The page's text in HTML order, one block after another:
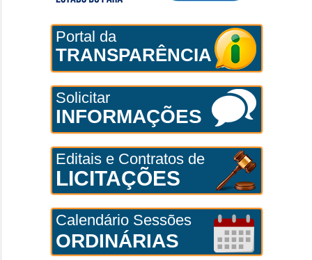
Portal da
TRANSPARÊNCIA
Solicitar
INFORMAÇÕES
Editais e Contratos de
LICITAÇÕES
Calendário Sessões
ORDINÁRIAS